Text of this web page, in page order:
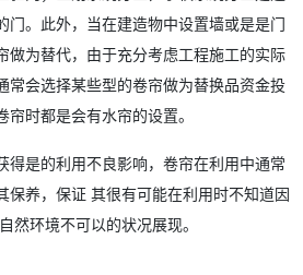
门。此外，当在建造物中设置墙或是是门
做为替代，由于充分考虑工程施工的实际
常会选择某些型的卷帘做为替换品资金投
时都是会有水帘的设置。
得是的利用不良影响，卷帘在利用中通常
保养，保证 其很有可能在利用时不知道因
然环境不可以的状况展现。